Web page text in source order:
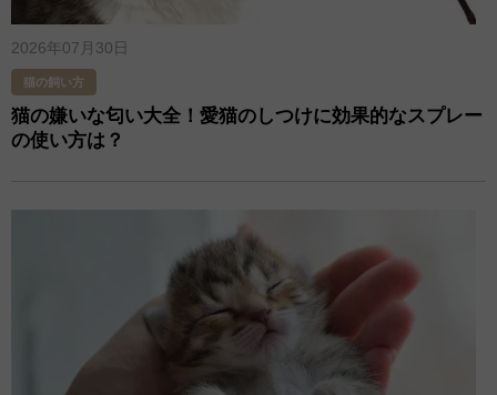
2026年07月30日
猫の飼い方
猫の嫌いな匂い大全！愛猫のしつけに効果的なスプレー
の使い方は？